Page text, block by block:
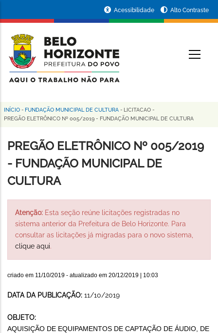
conteúdo
principal
da
Prefeitura
de
Horizonte
Acessibilidade Alto Contraste
Trilha
navegação
INÍCIO - FUNDAÇÃO MUNICIPAL DE CULTURA - LICITACAO -
PREGÃO ELETRÔNICO Nº 005/2019 - FUNDAÇÃO MUNICIPAL DE CULTURA
PREGÃO ELETRÔNICO Nº 005/2019
- FUNDAÇÃO MUNICIPAL DE
CULTURA
Atenção: Esta seção reúne licitações registradas no
sistema anterior da Prefeitura de Belo Horizonte. Para
consultar as licitações já migradas para o novo sistema,
clique aqui.
criado em 11/10/2019 - atualizado em 20/12/2019 | 10:03
DATA DA PUBLICAÇÃO: 11/10/2019
OBJETO:
AQUISIÇÃO DE EQUIPAMENTOS DE CAPTAÇÃO DE ÁUDIO, DE